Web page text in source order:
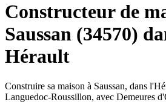
Constructeur de
Saussan (34570)
Hérault
Construire sa maison à Saussan, dans
Languedoc-Roussillon, avec Demeures